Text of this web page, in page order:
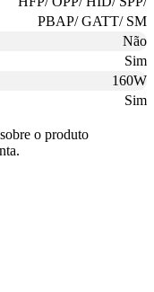
PBAP/ GATT/ SM
Não
Sim
160W
Sim
o produto